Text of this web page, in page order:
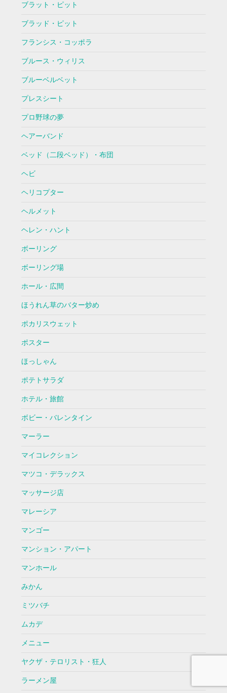
ブラット・ピット
ブラッド・ピット
フランシス・コッポラ
ブルース・ウィリス
ブルーベルベット
プレスシート
プロ野球の夢
ヘアーバンド
ベッド（二段ベッド）・布団
ヘビ
ヘリコプター
ヘルメット
ヘレン・ハント
ボーリング
ボーリング場
ホール・広間
ほうれん草のバター炒め
ポカリスウェット
ポスター
ほっしゃん
ポテトサラダ
ホテル・旅館
ボビー・バレンタイン
マーラー
マイコレクション
マツコ・デラックス
マッサージ店
マレーシア
マンゴー
マンション・アパート
マンホール
みかん
ミツバチ
ムカデ
メニュー
ヤクザ・テロリスト・狂人
ラーメン屋